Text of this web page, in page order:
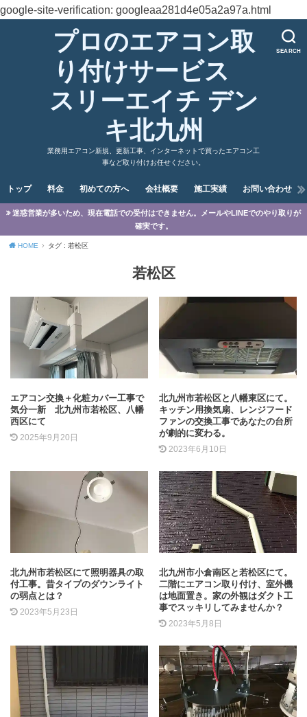
google-site-verification: googleaa281d4e05a2a97a.html
SEARCH
プロのエアコン取
り付けサービス
スリーエイチ デン
キ北九州
業務用エアコン新規、更新工事、インターネットで買ったエアコン工
事など取り付けお任せください。
トップ 料金 初めての方へ 会社概要 施工実績 お問い合わせ
迷惑営業が多いため、現在電話での受付はできません。メールやLINEでのやり取りが
確実です。
HOME タグ : 若松区
若松区
エアコン交換＋化粧カバー工事で
気分一新 北九州市若松区、八幡
西区にて
2025年9月20日
北九州市若松区と八幡東区にて。
キッチン用換気扇、レンジフード
ファンの交換工事であなたの台所
が劇的に変わる。
2023年6月10日
北九州市若松区にて照明器具の取
付工事。昔タイプのダウンライト
の弱点とは？
2023年5月23日
北九州市小倉南区と若松区にて。
二階にエアコン取り付け、室外機
は地面置き。家の外観はダクト工
事でスッキリしてみませんか？
2023年5月8日